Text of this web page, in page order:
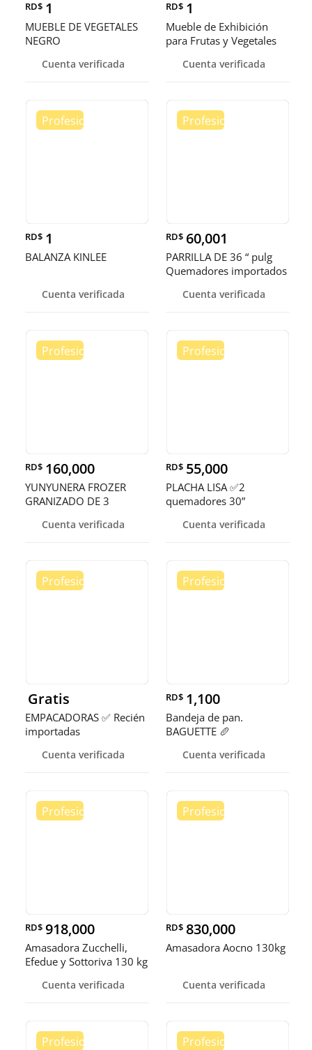
RD$ 1
MUEBLE DE VEGETALES
NEGRO
Cuenta verificada
RD$ 1
Mueble de Exhibición
para Frutas y Vegetales
Cuenta verificada
RD$ 1
BALANZA KINLEE
Cuenta verificada
RD$ 60,001
PARRILLA DE 36 “ pulg
Quemadores importados
Cuenta verificada
RD$ 160,000
YUNYUNERA FROZER
GRANIZADO DE 3
Cuenta verificada
RD$ 55,000
PLACHA LISA ✅2
quemadores 30”
Cuenta verificada
Gratis
EMPACADORAS ✅ Recién
importadas
Cuenta verificada
RD$ 1,100
Bandeja de pan.
BAGUETTE 🥖
Cuenta verificada
RD$ 918,000
Amasadora Zucchelli,
Efedue y Sottoriva 130 kg
Cuenta verificada
RD$ 830,000
Amasadora Aocno 130kg
Cuenta verificada